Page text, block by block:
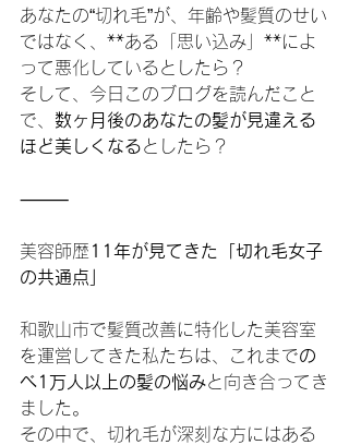
あなたの“切れ毛”が、年齢や髪質のせい
ではなく、**ある「思い込み」**によ
って悪化しているとしたら？
そして、今日このブログを読んだこと
で、 数ヶ月後のあなたの髪が見違える
ほど美しくなるとしたら？
⸻
美容師歴 11年が見てきた「切れ毛女子
の共通点」
和歌山市で髪質改善に特化した美容室
を運営してきた私たちは、これまでの
べ1万人以上の髪の悩みと向き合ってき
ました。
その中で、切れ毛が深刻な方にはある